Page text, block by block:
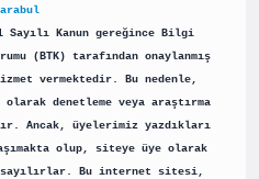
Sayılı Kanun gereğince Bilgi
(BTK) tarafından onaylanmış
vermektedir. Bu nedenle,
denetleme veya araştırma
Ancak, üyelerimiz yazdıkları
olup, siteye üye olarak
sayılırlar. Bu internet sitesi,